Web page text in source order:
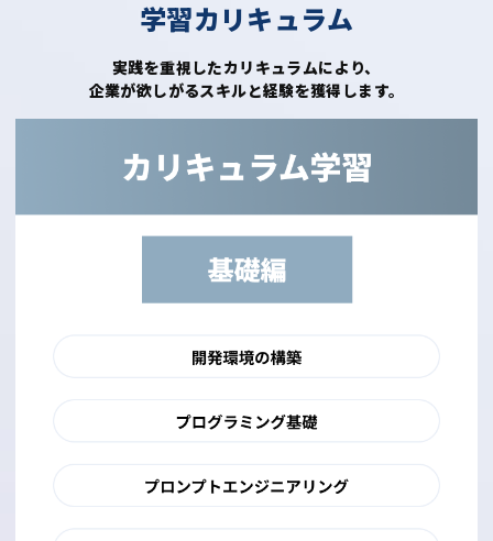
学習カリキュラム
実践を重視したカリキュラムにより、
企業が欲しがるスキルと経験を獲得します。